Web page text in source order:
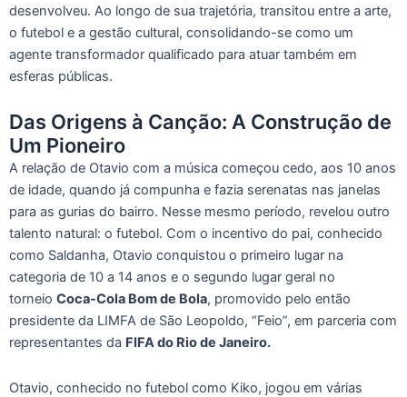
desenvolveu. Ao longo de sua trajetória, transitou entre a arte,
o futebol e a gestão cultural, consolidando-se como um
agente transformador qualificado para atuar também em
esferas públicas.
Das Origens à Canção: A Construção de
Um Pioneiro
A relação de Otavio com a música começou cedo, aos 10 anos
de idade, quando já compunha e fazia serenatas nas janelas
para as gurias do bairro. Nesse mesmo período, revelou outro
talento natural: o futebol. Com o incentivo do pai, conhecido
como Saldanha, Otavio conquistou o primeiro lugar na
categoria de 10 a 14 anos e o segundo lugar geral no
torneio Coca-Cola Bom de Bola, promovido pelo então
presidente da LIMFA de São Leopoldo, “Feio”, em parceria com
representantes da FIFA do Rio de Janeiro.
Otavio, conhecido no futebol como Kiko, jogou em várias